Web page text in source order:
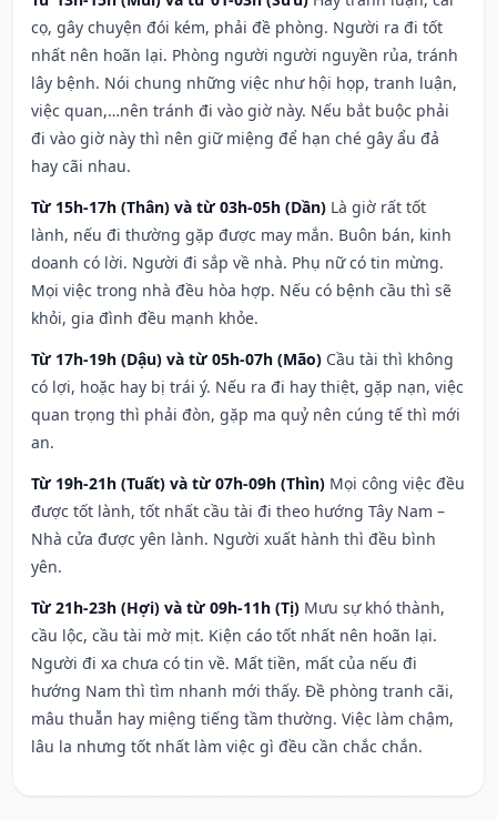
cọ, gây chuyện đói kém, phải đề phòng. Người ra đi tốt
nhất nên hoãn lại. Phòng người người nguyền rủa, tránh
lây bệnh. Nói chung những việc như hội họp, tranh luận,
việc quan,…nên tránh đi vào giờ này. Nếu bắt buộc phải
đi vào giờ này thì nên giữ miệng để hạn ché gây ẩu đả
hay cãi nhau.
Từ 15h-17h (Thân) và từ 03h-05h (Dần) Là giờ rất tốt
lành, nếu đi thường gặp được may mắn. Buôn bán, kinh
doanh có lời. Người đi sắp về nhà. Phụ nữ có tin mừng.
Mọi việc trong nhà đều hòa hợp. Nếu có bệnh cầu thì sẽ
khỏi, gia đình đều mạnh khỏe.
Từ 17h-19h (Dậu) và từ 05h-07h (Mão) Cầu tài thì không
có lợi, hoặc hay bị trái ý. Nếu ra đi hay thiệt, gặp nạn, việc
quan trọng thì phải đòn, gặp ma quỷ nên cúng tế thì mới
an.
Từ 19h-21h (Tuất) và từ 07h-09h (Thìn) Mọi công việc đều
được tốt lành, tốt nhất cầu tài đi theo hướng Tây Nam –
Nhà cửa được yên lành. Người xuất hành thì đều bình
yên.
Từ 21h-23h (Hợi) và từ 09h-11h (Tị) Mưu sự khó thành,
cầu lộc, cầu tài mờ mịt. Kiện cáo tốt nhất nên hoãn lại.
Người đi xa chưa có tin về. Mất tiền, mất của nếu đi
hướng Nam thì tìm nhanh mới thấy. Đề phòng tranh cãi,
mâu thuẫn hay miệng tiếng tầm thường. Việc làm chậm,
lâu la nhưng tốt nhất làm việc gì đều cần chắc chắn.